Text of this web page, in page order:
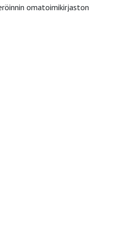
omatoimikirjaston